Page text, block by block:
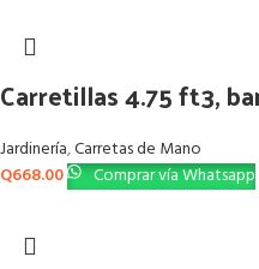
Carretillas 4.75 ft3,
Jardinería,Carretas de Mano
Q668.00 Comprar vía Whatsapp